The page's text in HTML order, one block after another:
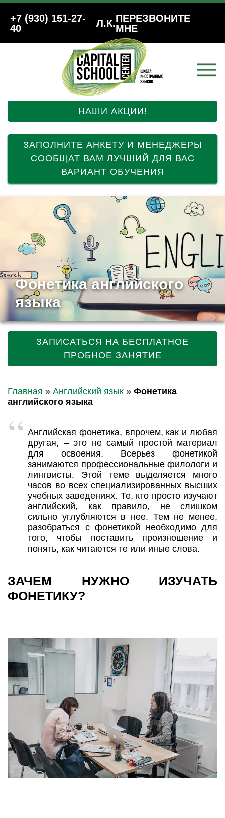
+7 (930) 151-27-
40
Л.К.ПЕРЕЗВОНИТЕ
МНЕ
НАШИ АКЦИИ!
ЗАПОЛНИТЕ АНКЕТУ И МЕНЕДЖЕРЫ
СООБЩАТ ВАМ ЛУЧШИЙ ДЛЯ ВАС
ВАРИАНТ ОБУЧЕНИЯ
Фонетика английского
языка
ЗАПИСАТЬСЯ НА БЕСПЛАТНОЕ
ПРОБНОЕ ЗАНЯТИЕ
Главная » Английский язык » Фонетика
английского языка
Английская фонетика, впрочем, как и любая
другая, – это не самый простой материал
для освоения. Всерьез фонетикой
занимаются профессиональные филологи и
лингвисты. Этой теме выделяется много
часов во всех специализированных высших
учебных заведениях. Те, кто просто изучают
английский, как правило, не слишком
сильно углубляются в нее. Тем не менее,
разобраться с фонетикой необходимо для
того, чтобы поставить произношение и
понять, как читаются те или иные слова.
ЗАЧЕМ НУЖНО ИЗУЧАТЬ
ФОНЕТИКУ?